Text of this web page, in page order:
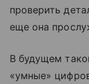
проверить
еще она
В будущем
«умные»